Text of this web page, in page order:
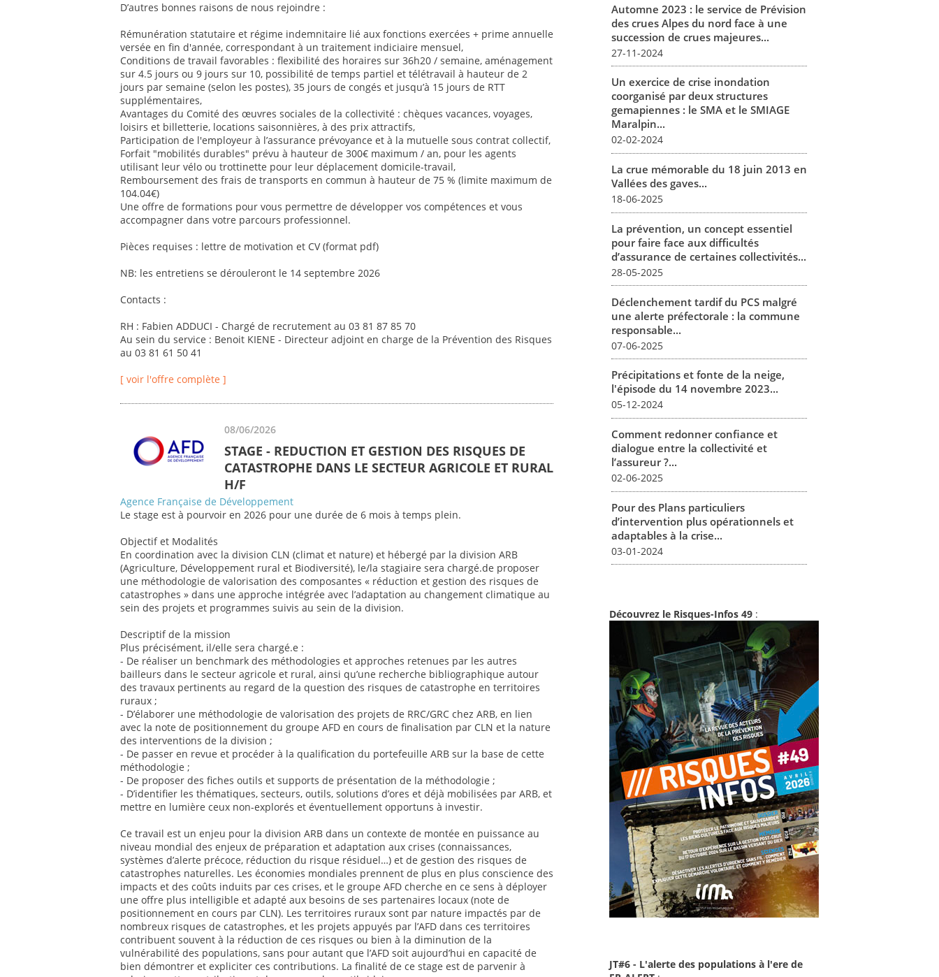
D’autres bonnes raisons de nous rejoindre :
Rémunération statutaire et régime indemnitaire lié aux fonctions exercées + prime annuelle
versée en fin d'année, correspondant à un traitement indiciaire mensuel,
Conditions de travail favorables : flexibilité des horaires sur 36h20 / semaine, aménagement
sur 4.5 jours ou 9 jours sur 10, possibilité de temps partiel et télétravail à hauteur de 2
jours par semaine (selon les postes), 35 jours de congés et jusqu’à 15 jours de RTT
supplémentaires,
Avantages du Comité des œuvres sociales de la collectivité : chèques vacances, voyages,
loisirs et billetterie, locations saisonnières, à des prix attractifs,
Participation de l'employeur à l’assurance prévoyance et à la mutuelle sous contrat collectif,
Forfait "mobilités durables" prévu à hauteur de 300€ maximum / an, pour les agents
utilisant leur vélo ou trottinette pour leur déplacement domicile-travail,
Remboursement des frais de transports en commun à hauteur de 75 % (limite maximum de
104.04€)
Une offre de formations pour vous permettre de développer vos compétences et vous
accompagner dans votre parcours professionnel.
Pièces requises : lettre de motivation et CV (format pdf)
NB: les entretiens se dérouleront le 14 septembre 2026
Contacts :
RH : Fabien ADDUCI - Chargé de recrutement au 03 81 87 85 70
Au sein du service : Benoit KIENE - Directeur adjoint en charge de la Prévention des Risques
au 03 81 61 50 41
[ voir l'offre complète ]
08/06/2026
STAGE - REDUCTION ET GESTION DES RISQUES DE
CATASTROPHE DANS LE SECTEUR AGRICOLE ET RURAL
H/F
Agence Française de Développement
Le stage est à pourvoir en 2026 pour une durée de 6 mois à temps plein.
Objectif et Modalités
En coordination avec la division CLN (climat et nature) et hébergé par la division ARB
(Agriculture, Développement rural et Biodiversité), le/la stagiaire sera chargé.de proposer
une méthodologie de valorisation des composantes « réduction et gestion des risques de
catastrophes » dans une approche intégrée avec l’adaptation au changement climatique au
sein des projets et programmes suivis au sein de la division.
Descriptif de la mission
Plus précisément, il/elle sera chargé.e :
- De réaliser un benchmark des méthodologies et approches retenues par les autres
bailleurs dans le secteur agricole et rural, ainsi qu’une recherche bibliographique autour
des travaux pertinents au regard de la question des risques de catastrophe en territoires
ruraux ;
- D’élaborer une méthodologie de valorisation des projets de RRC/GRC chez ARB, en lien
avec la note de positionnement du groupe AFD en cours de finalisation par CLN et la nature
des interventions de la division ;
- De passer en revue et procéder à la qualification du portefeuille ARB sur la base de cette
méthodologie ;
- De proposer des fiches outils et supports de présentation de la méthodologie ;
- D’identifier les thématiques, secteurs, outils, solutions d’ores et déjà mobilisées par ARB, et
mettre en lumière ceux non-explorés et éventuellement opportuns à investir.
Ce travail est un enjeu pour la division ARB dans un contexte de montée en puissance au
niveau mondial des enjeux de préparation et adaptation aux crises (connaissances,
systèmes d’alerte précoce, réduction du risque résiduel…) et de gestion des risques de
catastrophes naturelles. Les économies mondiales prennent de plus en plus conscience des
impacts et des coûts induits par ces crises, et le groupe AFD cherche en ce sens à déployer
une offre plus intelligible et adapté aux besoins de ses partenaires locaux (note de
positionnement en cours par CLN). Les territoires ruraux sont par nature impactés par de
nombreux risques de catastrophes, et les projets appuyés par l’AFD dans ces territoires
contribuent souvent à la réduction de ces risques ou bien à la diminution de la
vulnérabilité des populations, sans pour autant que l’AFD soit aujourd’hui en capacité de
bien démontrer et expliciter ces contributions. La finalité de ce stage est de parvenir à
Automne 2023 : le service de Prévision
des crues Alpes du nord face à une
succession de crues majeures...
27-11-2024
Un exercice de crise inondation
coorganisé par deux structures
gemapiennes : le SMA et le SMIAGE
Maralpin...
02-02-2024
La crue mémorable du 18 juin 2013 en
Vallées des gaves...
18-06-2025
La prévention, un concept essentiel
pour faire face aux difficultés
d’assurance de certaines collectivités...
28-05-2025
Déclenchement tardif du PCS malgré
une alerte préfectorale : la commune
responsable...
07-06-2025
Précipitations et fonte de la neige,
l'épisode du 14 novembre 2023...
05-12-2024
Comment redonner confiance et
dialogue entre la collectivité et
l’assureur ?...
02-06-2025
Pour des Plans particuliers
d’intervention plus opérationnels et
adaptables à la crise...
03-01-2024
Découvrez le Risques-Infos 49 :
JT#6 - L'alerte des populations à l'ere de